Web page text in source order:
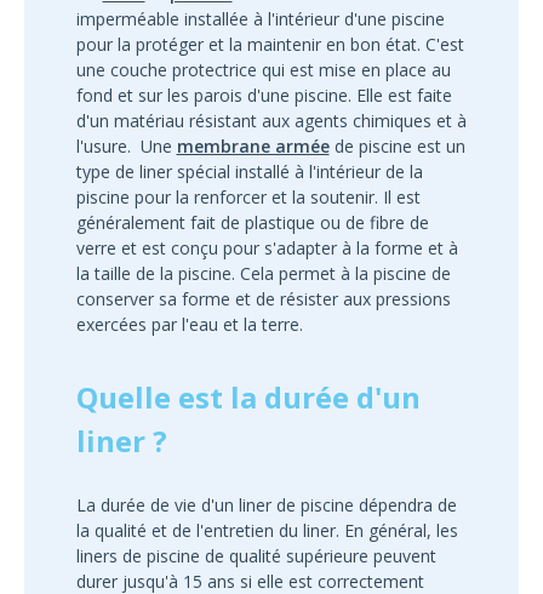
imperméable installée à l'intérieur d'une piscine
pour la protéger et la maintenir en bon état. C'est
une couche protectrice qui est mise en place au
fond et sur les parois d'une piscine. Elle est faite
d'un matériau résistant aux agents chimiques et à
l'usure. Une membrane arméede piscine est un
type de liner spécial installé à l'intérieur de la
piscine pour la renforcer et la soutenir. Il est
généralement fait de plastique ou de fibre de
verre et est conçu pour s'adapter à la forme et à
la taille de la piscine. Cela permet à la piscine de
conserver sa forme et de résister aux pressions
exercées par l'eau et la terre.
Quelle est la durée d'un
liner ?
La durée de vie d'un liner de piscine dépendra de
la qualité et de l'entretien du liner. En général, les
liners de piscine de qualité supérieure peuvent
durer jusqu'à 15 ans si elle est correctement